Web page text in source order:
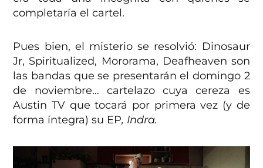
completaría el cartel.
Pues bien, el misterio se resolvió: Dinosaur
Jr, Spiritualized, Mororama, Deafheaven son
las bandas que se presentarán el domingo 2
de noviembre… cartelazo cuya cereza es
Austin TV que tocará por primera vez (y de
forma íntegra) su EP, Indra.